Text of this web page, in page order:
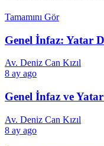
Tamamını Gör
Genel İnfaz: Yatar
Av. Deniz Can Kızıl
8 ay ago
Genel İnfaz ve
Av. Deniz Can Kızıl
8 ay ago